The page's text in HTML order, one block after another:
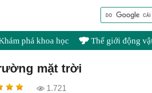
phá khoa học Thế giới động
mặt trời
1.721